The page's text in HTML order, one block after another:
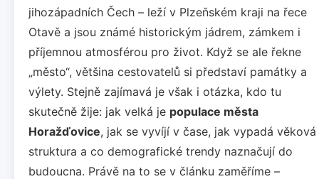
jihozápadních Čech – leží v Plzeňském kraji na řece
Otavě a jsou známé historickým jádrem, zámkem i
příjemnou atmosférou pro život. Když se ale řekne
„město“, většina cestovatelů si představí památky a
výlety. Stejně zajímavá je však i otázka, kdo tu
skutečně žije: jak velká je populace města
Horažďovice, jak se vyvíjí v čase, jak vypadá věková
struktura a co demografické trendy naznačují do
budoucna. Právě na to se v článku zaměříme –